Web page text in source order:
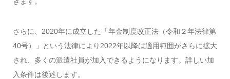
さらに、2020年に成立した「年金制度改正法（令和２年法律第
40号）」という法律により2022年以降は適用範囲がさらに拡大
され、多くの派遣社員が加入できるようになります。詳しい加
入条件は後述します。